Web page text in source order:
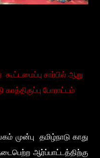
சார்பில் ஆறு
போராட்டம்
முன்பு தமிழ்நாடு காது
ஆர்ப்பாட்டத்திற்கு